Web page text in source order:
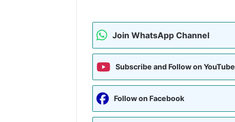
Join WhatsApp Channel
Subscribe and Follow on YouTube
Follow on Facebook